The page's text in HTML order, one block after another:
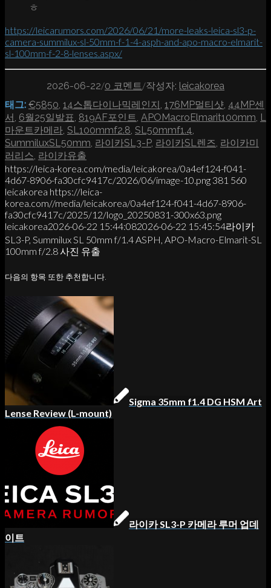
ㅎ
https://leicarumors.com/2026/06/21/more-leaks-leica-sl3-p-
camera-summilux-sl-50mm-f-1-4-asph-and-apo-macro-elmarit-
sl-100mm-f-2-8-lenses.aspx/
2026-06-22/0 코멘트/작성자: leicakorea
태그: €5850, 14스톱다이나믹레인지, 176MP멀티샷, 44MP센
서, 6월25일발표, 819AF포인트, APOMacroElmarit100mm, L
마운트카메라, SL100mmf2.8, SL50mmf1.4,
SummiluxSL50mm, 라이카SL3-P, 라이카SL렌즈, 라이카미
러리스, 라이카유출
https://leica-korea.com/media/leicakorea/0a4ef124-f041-
4d67-8906-fa30cfc9417c/2026/06/image-10.png 381 560
leicakorea https://leica-
korea.com//media/leicakorea/0a4ef124-f041-4d67-8906-
fa30cfc9417c/2025/12/logo_20250831-300x63.png
leicakorea2026-06-22 15:44:082026-06-22 15:45:54라이카
SL3-P, Summilux SL 50mm f/1.4 ASPH, APO-Macro-Elmarit-SL
100mm f/2.8 사진 유출
다음의 항목 또한 추천합니다.
Sigma 35mm f1.4 DG HSM Art
Lense Review (L-mount)
라이카 SL3-P 카메라 루머 업데
이트